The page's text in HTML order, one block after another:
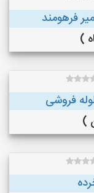
فرهومند
فروشی